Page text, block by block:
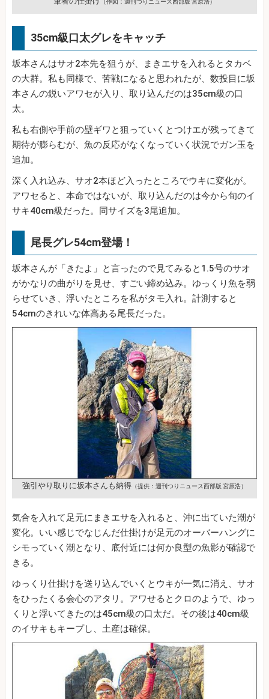
（作図：週刊つりニュース西部版 宮原浩）
35cm級口太グレをキャッチ
坂本さんはサオ2本先を狙うが、まきエサを入れるとタカベ
の大群。私も同様で、苦戦になると思われたが、数投目に坂
本さんの鋭いアワセが入り、取り込んだのは35cm級の口
太。
私も右側や手前の壁ギワと狙っていくとつけエが残ってきて
期待が膨らむが、魚の反応がなくなっていく状況でガン玉を
追加。
深く入れ込み、サオ2本ほど入ったところでウキに変化が。
アワセると、本命ではないが、取り込んだのは今から旬のイ
サキ40cm級だった。同サイズを3尾追加。
尾長グレ54cm登場！
坂本さんが「きたよ」と言ったので見てみると1.5号のサオ
がかなりの曲がりを見せ、すごい締め込み。ゆっくり魚を弱
らせていき、浮いたところを私がタモ入れ。計測すると
54cmのきれいな体高ある尾長だった。
強引やり取りに坂本さんも納得 （提供：週刊つりニュース西部版 宮原浩）
気合を入れて足元にまきエサを入れると、沖に出ていた潮が
変化。いい感じでなじんだ仕掛けが足元のオーバーハングに
シモっていく潮となり、底付近には何か良型の魚影が確認で
きる。
ゆっくり仕掛けを送り込んでいくとウキが一気に消え、サオ
をひったくる会心のアタリ。アワせるとクロのようで、ゆっ
くりと浮いてきたのは45cm級の口太だ。その後は40cm級
のイサキもキープし、土産は確保。